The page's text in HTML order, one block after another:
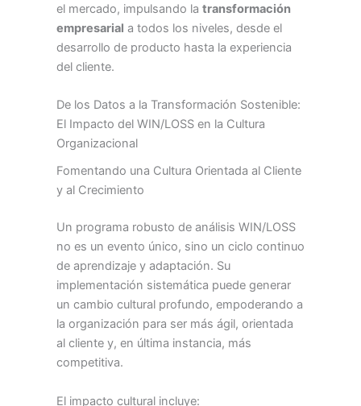
el mercado, impulsando la transformación
empresarial a todos los niveles, desde el
desarrollo de producto hasta la experiencia
del cliente.
De los Datos a la Transformación Sostenible:
El Impacto del WIN/LOSS en la Cultura
Organizacional
Fomentando una Cultura Orientada al Cliente
y al Crecimiento
Un programa robusto de análisis WIN/LOSS
no es un evento único, sino un ciclo continuo
de aprendizaje y adaptación. Su
implementación sistemática puede generar
un cambio cultural profundo, empoderando a
la organización para ser más ágil, orientada
al cliente y, en última instancia, más
competitiva.
El impacto cultural incluye: